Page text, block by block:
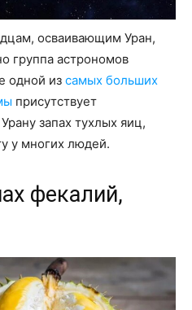
осваивающим Уран,
группа астрономов
одной из самых больших
присутствует
запах тухлых яиц,
у многих людей.
фекалий,